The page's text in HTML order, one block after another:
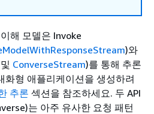
해 모델은 Invoke
)와
및 ConverseStream)를 통해 추론
화형 애플리케이션을 생성하려
추론 섹션을 참조하세요. 두 API
는 아주 유사한 요청 패턴